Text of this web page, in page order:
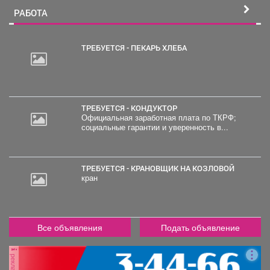
РАБОТА
ТРЕБУЕТСЯ - ПЕКАРЬ ХЛЕБА
ТРЕБУЕТСЯ - КОНДУКТОР
Официальная заработная плата по ТКРФ;
социальные гарантии и уверенность в...
ТРЕБУЕТСЯ - КРАНОВЩИК НА КОЗЛОВОЙ
кран
Все объявления Подать объявление